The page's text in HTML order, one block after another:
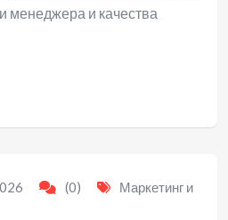
менеджера и качества
(0)
Маркетинг и